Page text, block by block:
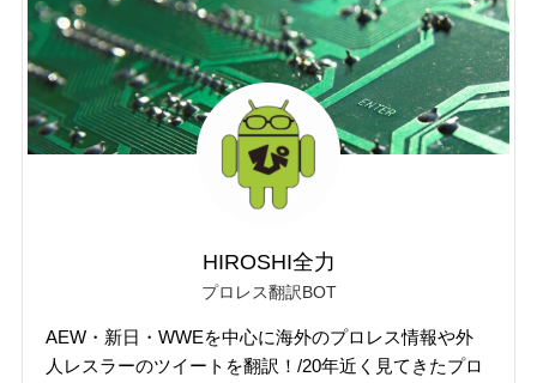
HIROSHI全力
プロレス翻訳BOT
AEW・新日・WWEを中心に海外のプロレス情報や外
人レスラーのツイートを翻訳！/20年近く見てきたプロ